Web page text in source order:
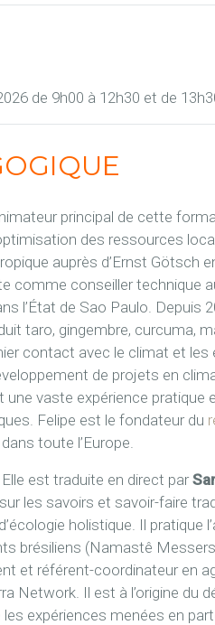
de 9h00 à 12h30 et de
principal de cette
des ressources
auprès d’Ernst
comme conseiller
l’État de Sao Paulo.
taro, gingembre, curcuma,
contact avec le climat et
de projets en
vaste expérience
Felipe est le fondateur du
toute l’Europe.
est traduite en direct par
les savoirs et savoir-faire
holistique. Il pratique
brésiliens (Namastê
et référent-coordinateur en
Network. Il est à l’origine
expériences menées en